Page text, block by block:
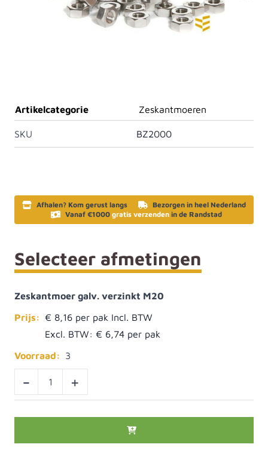
Productdetails
Artikelcategorie
Zeskantmoeren
SKU BZ2000
Afhalen? Kom gerust langs
Bezorgen in heel Nederland
Vanaf €1000 gratis verzenden in de Randstad
Selecteer afmetingen
Zeskantmoer galv. verzinkt M20
Prijs: € 8,16
Excl. BTW: € 6,74
Voorraad:
3
- +